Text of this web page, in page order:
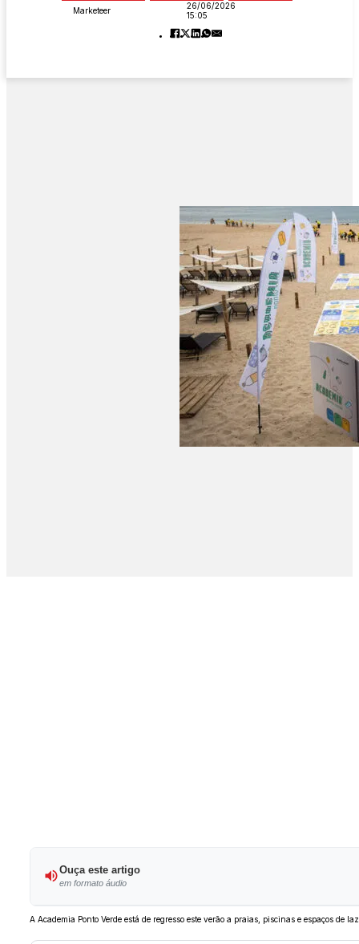
Marketeer
26/06/2026
15:05
Ouça este artigo
em formato áudio
A Academia Ponto Verde está de regresso este verão a praias, piscinas e espaços